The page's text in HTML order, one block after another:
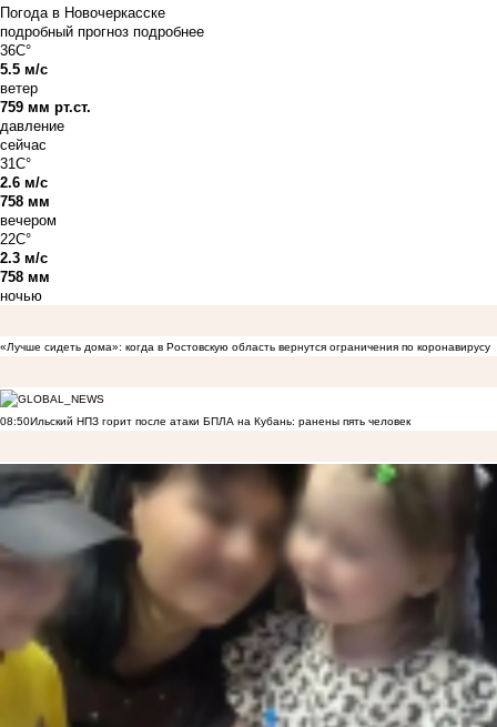
Погода в Новочеркасске
подробный прогноз подробнее
36C°
5.5 м/с
ветер
759 мм рт.ст.
давление
сейчас
31C°
2.6 м/с
758 мм
вечером
22C°
2.3 м/с
758 мм
ночью
«Лучше сидеть дома»: когда в Ростовскую область вернутся ограничения по коронавирусу
08:50Ильский НПЗ горит после атаки БПЛА на Кубань: ранены пять человек